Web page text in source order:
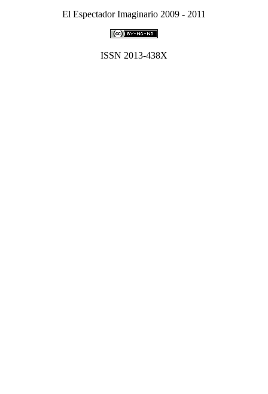
El Espectador Imaginario 2009 - 2011
ISSN 2013-438X